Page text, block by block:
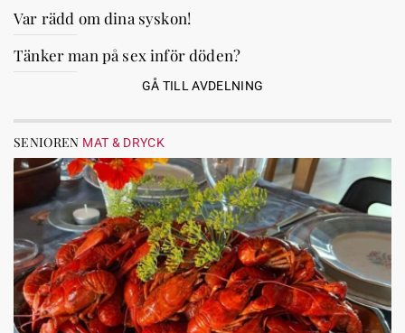
Var rädd om dina syskon!
Tänker man på sex inför döden?
GÅ TILL AVDELNING
SENIOREN MAT & DRYCK